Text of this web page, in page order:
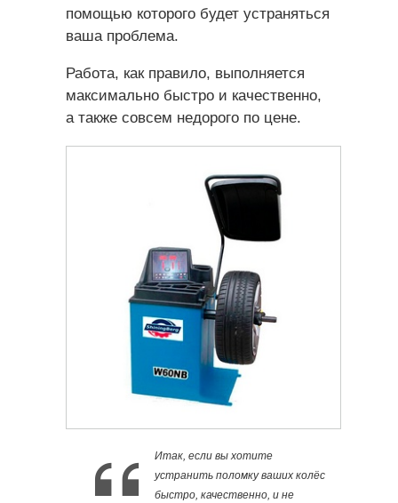
помощью которого будет устраняться
ваша проблема.
Работа, как правило, выполняется
максимально быстро и качественно,
а также совсем недорого по цене.
Итак, если вы хотите
устранить поломку ваших колёс
быстро, качественно, и не